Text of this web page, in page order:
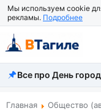
Мы используем cookie
рекламы. Подробнее
Все новости
Происшествия
Все про День
Главная Общество